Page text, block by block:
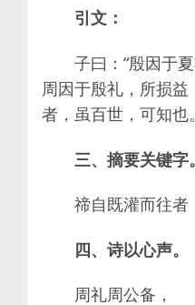
引文：
子曰：“殷因于
周因于殷礼，所损
者，虽百世，可知也
三、摘要关键字。
禘自既灌而往者
四、诗以心声。
周礼周公备，